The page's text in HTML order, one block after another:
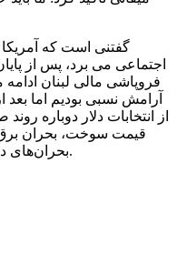
گفتنی است که آمریکا
اجتماعی می برد، پس از
فروپاشی مالی لبنان
آرامش نسبی بودیم اما بعد
از انتخابات دلار دوباره
قیمت سوخت، بحران
بحران‌های دیگر که برمردم لبنان تحمیل شده است.